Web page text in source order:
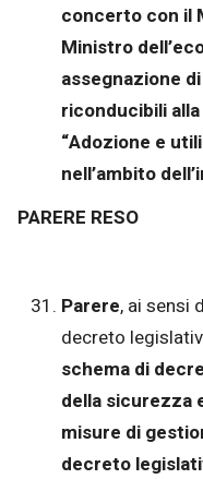
concerto con il
Ministro
assegnazione
riconducibili
“Adozione e
nell’ambito
PARERE RESO
Parere, ai sensi
decreto
schema di
della sicurezza
misure di
decreto